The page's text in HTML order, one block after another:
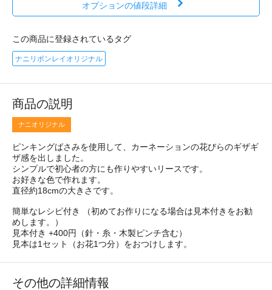
オプションの値段詳細
この商品に登録されているタグ
ナニリボンレイオリジナル
商品の説明
ナニオリジナル
ピンキングばさみを使用して、カーネーションの花びらのギザギ
ザ感を出しました。
シンプルで初心者の方にも作りやすいリースです。
お好きな色で作れます。
直径約18cmの大きさです。
簡単なレシピ付き （初めてお作りになる場合は見本付きをお勧
めします。）
見本付き +400円（針・糸・木製ピンチ含む）
見本は1セット（お花1つ分）をおつけします。
その他の詳細情報